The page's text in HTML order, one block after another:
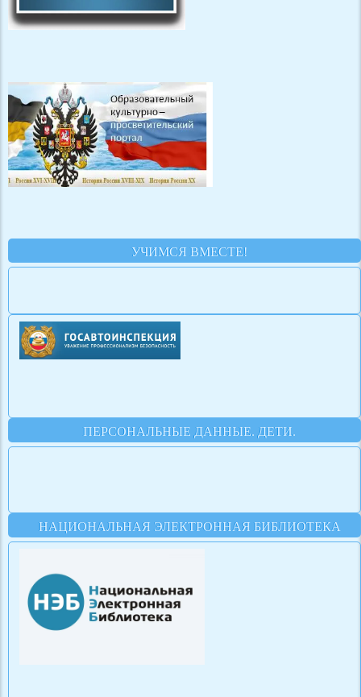
УЧИМСЯ ВМЕСТЕ!
ПЕРСОНАЛЬНЫЕ ДАННЫЕ. ДЕТИ.
НАЦИОНАЛЬНАЯ ЭЛЕКТРОННАЯ БИБЛИОТЕКА